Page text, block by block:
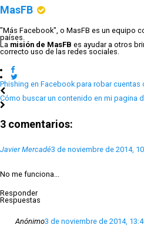
MasFB
"Más Facebook", o MasFB es un equipo
países.
La misión de MasFB es ayudar a otros
correcto uso de las redes sociales.
Phishing en Facebook para robar cuentas
Cómo buscar un contenido en mi pagina
3 comentarios:
Javier Mercadé3 de noviembre de 2014,
No me funciona...
Responder
Respuestas
Anónimo3 de noviembre de 2014,